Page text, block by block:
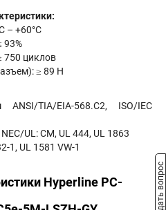
– +60°C
93%
750 циклов
≥ 89 Н
ANSI/TIA/EIA-568.C2, ISO/IEC
UL: CM, UL 444, UL 1863
1, UL 1581 VW-1
Hyperline PC-
Задать вопрос